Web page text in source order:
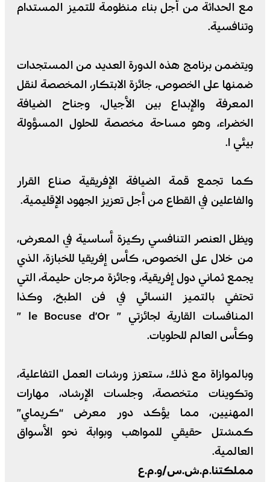
مع الحداثة من أجل بناء منظومة للتميز المستدام
وتنافسية.
ويتضمن برنامج هذه الدورة العديد من المستجدات
ضمنها على الخصوص، جائزة الابتكار، المخصصة لنقل
المعرفة والإبداع بين الأجيال، وجناح الضيافة
الخضراء، وهو مساحة مخصصة للحلول المسؤولة
بيئي ا.
كما تجمع قمة الضيافة الإفريقية صناع القرار
والفاعلين في القطاع من أجل تعزيز الجهود الإقليمية.
ويظل العنصر التنافسي ركيزة أساسية في المعرض،
من خلال على الخصوص، كأس إفريقيا للخبازة، الذي
يجمع ثماني دول إفريقية، وجائزة مرجان حليمة، التي
تحتفي بالتميز النسائي في فن الطبخ، وكذا
المنافسات القارية لجائزتي ” le Bocuse d’Or ”
وكأس العالم للحلويات.
وبالموازاة مع ذلك، ستعزز ورشات العمل التفاعلية،
وتكوينات متخصصة، وجلسات الإرشاد، مهارات
المهنيين، مما يؤكد دور معرض “كريماي”
كمشتل حقيقي للمواهب وبوابة نحو الأسواق
العالمية.
مملكتنا.م.ش.س/و.م.ع